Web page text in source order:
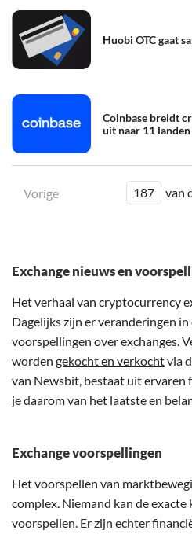
Huobi OTC gaat
Coinbase breidt
uit naar 11 landen
Vorige 187 van
Exchange nieuws en
Het verhaal van cryptocurrency
Dagelijks zijn er veranderingen in
voorspellingen over exchanges.
worden gekocht en verkochtvia
van Newsbit, bestaat uit ervaren
je daarom van het laatste en
Exchange voorspellingen
Het voorspellen van
complex. Niemand kan de
voorspellen. Er zijn echter